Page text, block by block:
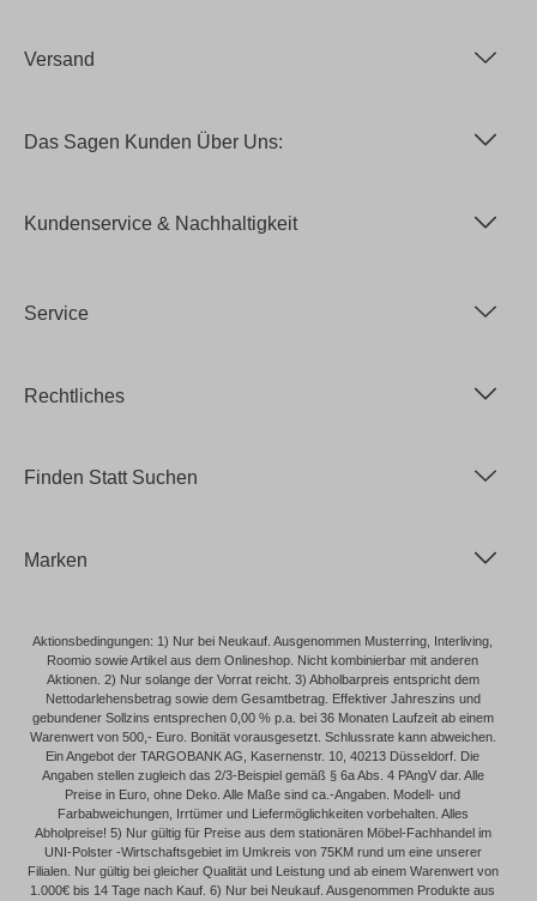
Versand
Das Sagen Kunden Über Uns:
Kundenservice & Nachhaltigkeit
Service
Rechtliches
Finden Statt Suchen
Marken
Aktionsbedingungen: 1) Nur bei Neukauf. Ausgenommen Musterring, Interliving,
Roomio sowie Artikel aus dem Onlineshop. Nicht kombinierbar mit anderen
Aktionen. 2) Nur solange der Vorrat reicht. 3) Abholbarpreis entspricht dem
Nettodarlehensbetrag sowie dem Gesamtbetrag. Effektiver Jahreszins und
gebundener Sollzins entsprechen 0,00 % p.a. bei 36 Monaten Laufzeit ab einem
Warenwert von 500,- Euro. Bonität vorausgesetzt. Schlussrate kann abweichen.
Ein Angebot der TARGOBANK AG, Kasernenstr. 10, 40213 Düsseldorf. Die
Angaben stellen zugleich das 2/3-Beispiel gemäß § 6a Abs. 4 PAngV dar. Alle
Preise in Euro, ohne Deko. Alle Maße sind ca.-Angaben. Modell- und
Farbabweichungen, Irrtümer und Liefermöglichkeiten vorbehalten. Alles
Abholpreise! 5) Nur gültig für Preise aus dem stationären Möbel-Fachhandel im
UNI-Polster -Wirtschaftsgebiet im Umkreis von 75KM rund um eine unserer
Filialen. Nur gültig bei gleicher Qualität und Leistung und ab einem Warenwert von
1.000€ bis 14 Tage nach Kauf. 6) Nur bei Neukauf. Ausgenommen Produkte aus